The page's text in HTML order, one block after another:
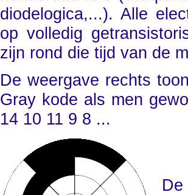
diodelogica,...). Alle
op volledig
zijn rond die tijd van de
De weergave rechts
Gray kode als men
14 10 11 9 8 ...